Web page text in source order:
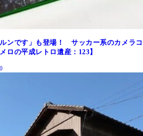
ンです」も登場！ サッカー系のカメラコ
ロの平成レトロ遺産：123】